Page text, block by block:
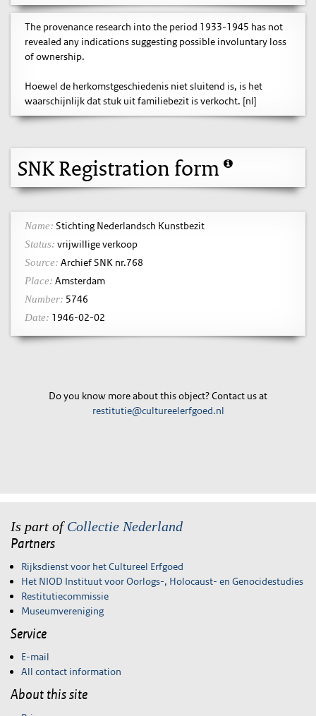
The provenance research into the period 1933-1945 has not
revealed any indications suggesting possible involuntary loss
of ownership.
Hoewel de herkomstgeschiedenis niet sluitend is, is het
waarschijnlijk dat stuk uit familiebezit is verkocht. [nl]
SNK Registration form
Name: Stichting Nederlandsch Kunstbezit
Status: vrijwillige verkoop
Source: Archief SNK nr.768
Place: Amsterdam
Number: 5746
Date: 1946-02-02
Do you know more about this object? Contact us at
restitutie@cultureelerfgoed.nl
Is part ofCollectie Nederland
Partners
Rijksdienst voor het Cultureel Erfgoed
Het NIOD Instituut voor Oorlogs-, Holocaust- en Genocidestudies
Restitutiecommissie
Museumvereniging
Service
E-mail
All contact information
About this site